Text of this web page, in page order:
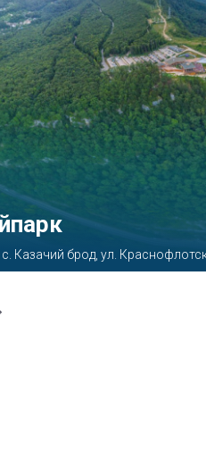
«Ривьера»
Егорова, 1/6, микрорайон